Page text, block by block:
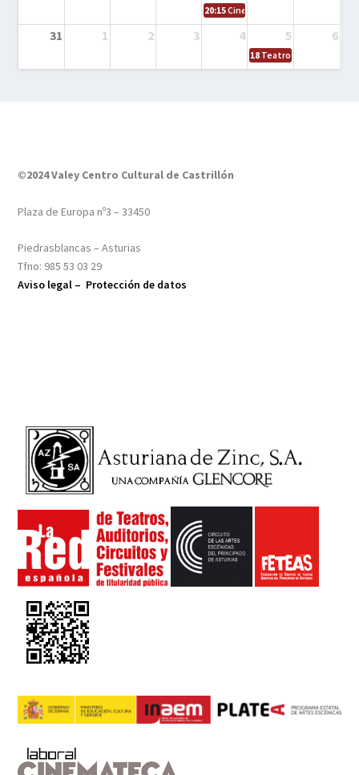
20:15Cine en el calle – Tintín y el
31 1 2 3 4 5 6
18 Teatro – Tres
©2024 Valey Centro Cultural de Castrillón
Plaza de Europa nº3 – 33450
Piedrasblancas – Asturias
Tfno: 985 53 03 29
Aviso legal – Protección de datos